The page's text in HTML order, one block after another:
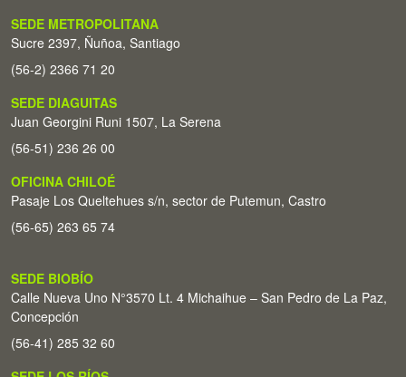
SEDE METROPOLITANA
Sucre 2397, Ñuñoa, Santiago
(56-2) 2366 71 20
SEDE DIAGUITAS
Juan Georgini Runi 1507, La Serena
(56-51) 236 26 00
OFICINA CHILOÉ
Pasaje Los Queltehues s/n, sector de Putemun, Castro
(56-65) 263 65 74
SEDE BIOBÍO
Calle Nueva Uno N°3570 Lt. 4 Michaihue – San Pedro de La Paz,
Concepción
(56-41) 285 32 60